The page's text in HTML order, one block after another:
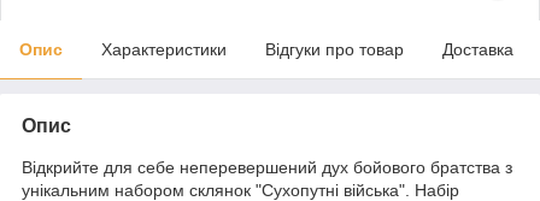
Опис Характеристики Відгуки про товар Доставка
Опис
Відкрийте для себе неперевершений дух бойового братства з
унікальним набором склянок "Сухопутні війська". Набір